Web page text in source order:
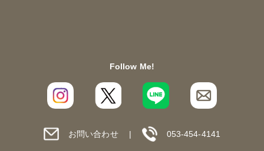
Follow Me!
お問い合わせ 053-454-4141